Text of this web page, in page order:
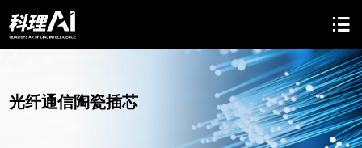
光纤通信陶瓷插芯